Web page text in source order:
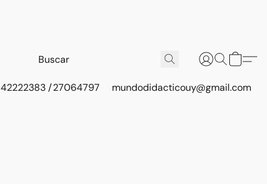
42222383 / 27064797 mundodidacticouy@gmail.com